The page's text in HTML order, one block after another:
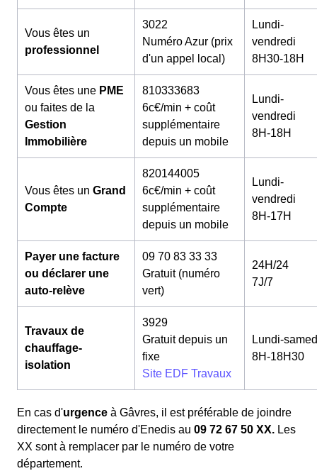
Vous êtes un
professionnel
3022
Numéro Azur (prix
d'un appel local)
Lundi-
vendredi
8H30-18H
Vous êtes une PME
ou faites de la
Gestion
Immobilière
810333683
6c€/min + coût
supplémentaire
depuis un mobile
Lundi-
vendredi
8H-18H
Vous êtes un Grand
Compte
820144005
6c€/min + coût
supplémentaire
depuis un mobile
Lundi-
vendredi
8H-17H
Payer une facture
ou déclarer une
auto-relève
09 70 83 33 33
Gratuit (numéro
vert)
24H/24
7J/7
Travaux de
chauffage-
isolation
3929
Gratuit depuis un
fixe
Site EDF Travaux
Lundi-
8H-18H30
En cas d'urgence à Gâvres, il est préférable de joindre
directement le numéro d'Enedis au 09 72 67 50 XX. Les
XX sont à remplacer par le numéro de votre
département.